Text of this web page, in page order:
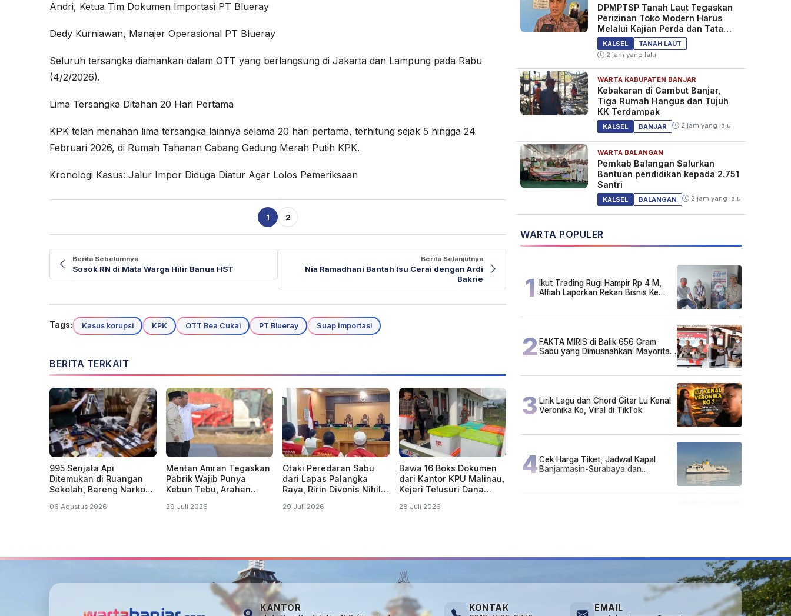
Andri, Ketua Tim Dokumen Importasi PT Blueray
Dedy Kurniawan, Manajer Operasional PT Blueray
Seluruh tersangka diamankan dalam OTT yang berlangsung di Jakarta dan Lampung pada Rabu
(4/2/2026).
Lima Tersangka Ditahan 20 Hari Pertama
KPK telah menahan lima tersangka lainnya selama 20 hari pertama, terhitung sejak 5 hingga 24
Februari 2026, di Rumah Tahanan Cabang Gedung Merah Putih KPK.
Kronologi Kasus: Jalur Impor Diduga Diatur Agar Lolos Pemeriksaan
1 2
Berita Sebelumnya
Sosok RN di Mata Warga Hilir Banua HST
Berita Selanjutnya
Nia Ramadhani Bantah Isu Cerai dengan Ardi
Bakrie
Tags: Kasus korupsi KPK OTT Bea Cukai PT Blueray Suap Importasi
BERITA TERKAIT
995 Senjata Api
Ditemukan di Ruangan
Sekolah, Bareng Narkoba
06 Agustus 2026
Mentan Amran Tegaskan
Pabrik Wajib Punya
Kebun Tebu, Arahan
Digenjot
29 Juli 2026
Otaki Peredaran Sabu
dari Lapas Palangka
Raya, Ririn Divonis Nihil
29 Juli 2026
Bawa 16 Boks Dokumen
dari Kantor KPU Malinau,
Kejari Telusuri Dana
28 Juli 2026
DPMPTSP Tanah Laut Tegaskan
Perizinan Toko Modern Harus
Melalui Kajian Perda dan Tata
Ruang
KALSEL
TANAH LAUT
2 jam yang lalu
WARTA KABUPATEN BANJAR
Kebakaran di Gambut Banjar,
Tiga Rumah Hangus dan Tujuh
KK Terdampak
KALSEL BANJAR 2 jam yang lalu
WARTA BALANGAN
Pemkab Balangan Salurkan
Bantuan pendidikan kepada 2.751
Santri
KALSEL BALANGAN 2 jam yang lalu
WARTA POPULER
1 Ikut Trading Rugi Hampir Rp 4 M,
Alfiah Laporkan Rekan Bisnis Ke
2 FAKTA MIRIS di Balik 656 Gram
Sabu yang Dimusnahkan: Mayoritas
3 Lirik Lagu dan Chord Gitar Lu Kenal
Veronika Ko, Viral di TikTok
4Cek Harga Tiket, Jadwal Kapal
Banjarmasin-Surabaya dan
KANTOR KONTAK EMAIL